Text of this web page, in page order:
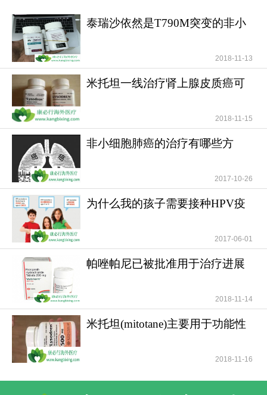
"扫一扫添加官方微信 咨询解答更便捷"
泰瑞沙依然是T790M突变的非小
2018-11-13
米托坦一线治疗肾上腺皮质癌可
2018-11-15
非小细胞肺癌的治疗有哪些方
2017-10-26
为什么我的孩子需要接种HPV疫
2017-06-01
帕唑帕尼已被批准用于治疗进展
2018-11-14
米托坦(mitotane)主要用于功能性
2018-11-16